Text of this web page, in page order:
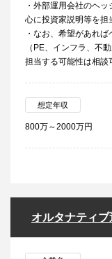
・外部運用会社のヘ
心に投資家説明等を担
・なお、希望があれ
（PE、インフラ、不
担当する可能性は相談
想定年収
800万～2000万円
オルタナティ